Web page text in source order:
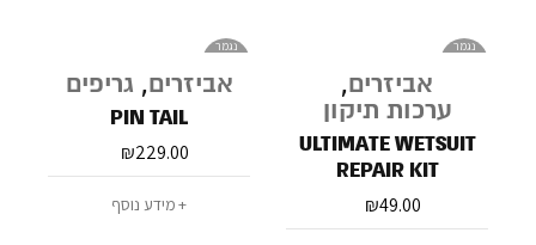
נגמר
אביזרים,
ערכות תיקון
ULTIMATE WETSUIT
REPAIR KIT
₪49.00
נגמר
אביזרים, גריפים
PIN TAIL
₪229.00
מידע נוסף